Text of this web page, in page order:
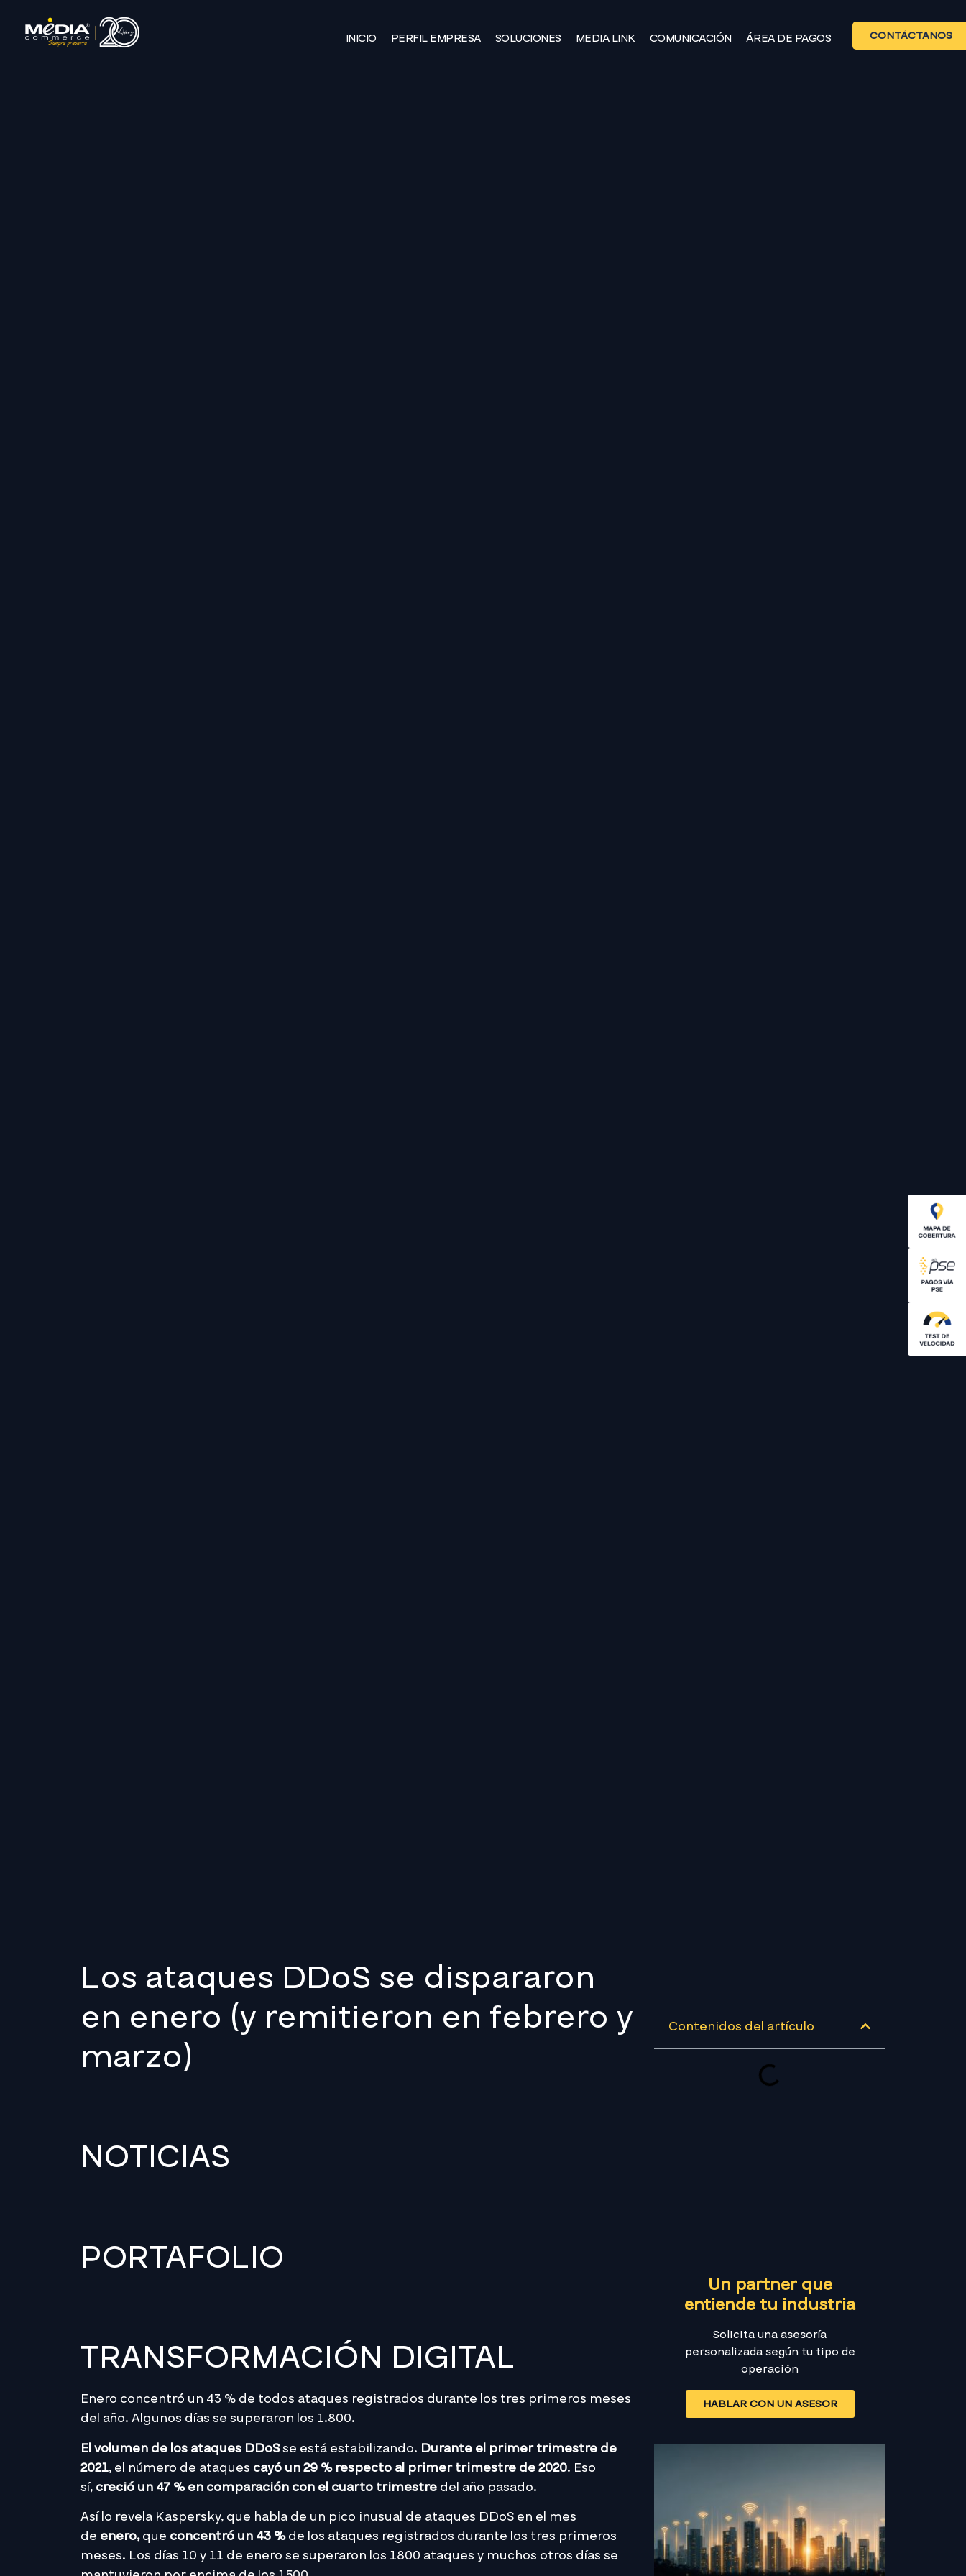
INICIO PERFIL EMPRESA SOLUCIONES MEDIA LINK COMUNICACIÓN ÁREA DE PAGOS CONTÁCTANOS
Los ataques DDoS se dispararon
en enero (y remitieron en febrero y
marzo)
NOTICIAS
PORTAFOLIO
TRANSFORMACIÓN DIGITAL
Enero concentró un 43 % de todos ataques registrados durante los tres primeros meses
del año. Algunos días se superaron los 1.800.
El volumen de los ataques DDoSse está estabilizando. Durante el primer trimestre de
2021, el número de ataques cayó un 29 % respecto al primer trimestre de 2020. Eso
sí, creció un 47 % en comparación con el cuarto trimestre del año pasado.
Así lo revela Kaspersky, que habla de un pico inusual de ataques DDoS en el mes
de enero,que concentró un 43 %de los ataques registrados durante los tres primeros
meses. Los días 10 y 11 de enero se superaron los 1800 ataques y muchos otros días se
Contenidos del artículo
Un partner que
entiende tu industria
Solicita una asesoría
personalizada según tu tipo de
operación
HABLAR CON UN ASESOR